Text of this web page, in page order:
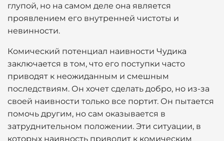
глупой, но на самом деле она является
проявлением его внутренней чистоты и
невинности.
Комический потенциал наивности Чудика
заключается в том, что его поступки часто
приводят к неожиданным и смешным
последствиям. Он хочет сделать добро, но из-за
своей наивности только все портит. Он пытается
помочь другим, но сам оказывается в
затруднительном положении. Эти ситуации, в
которых наивность приводит к комическим